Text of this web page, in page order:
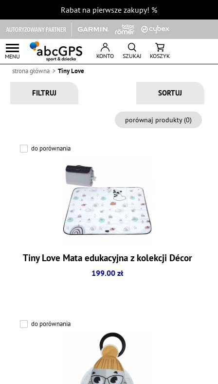
Rabat na pierwsze zakupy! %
MENU KONTO SZUKAJ KOSZYK
strona główna Tiny Love
FILTRUJ
porównaj produkty (0)
do porównania
Tiny Love Mata edukacyjna z kolekcji Décor
199.00 zł
do porównania